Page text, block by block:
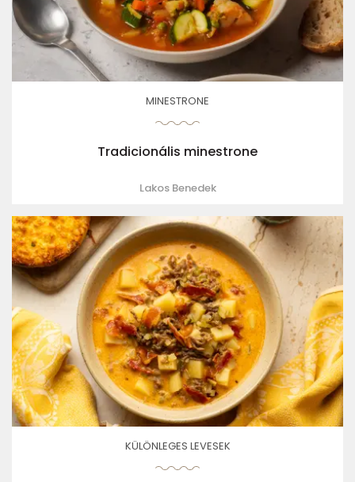
MINESTRONE
Tradicionális minestrone
Lakos Benedek
KÜLÖNLEGES LEVESEK